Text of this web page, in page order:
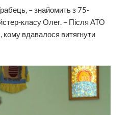
– знайомить з 75-
класу Олег. – Після АТО
кому вдавалося витягнути